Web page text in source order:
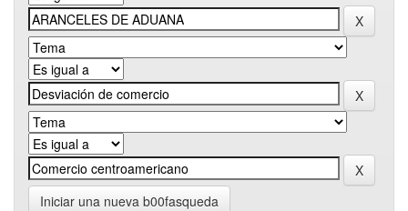
Iniciar una nueva b00fasqueda